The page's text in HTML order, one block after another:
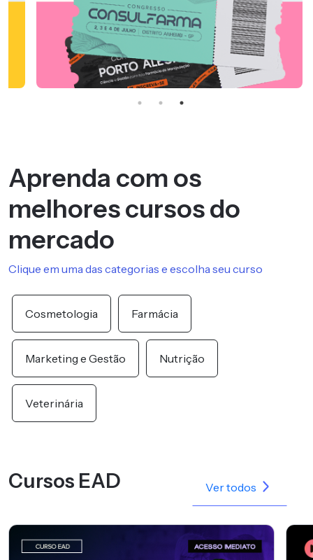
Aprenda com os
melhores cursos do
mercado
Clique em uma das categorias e escolha seu curso
Cosmetologia Farmácia
Marketing e Gestão Nutrição
Veterinária
Cursos EAD Ver todos